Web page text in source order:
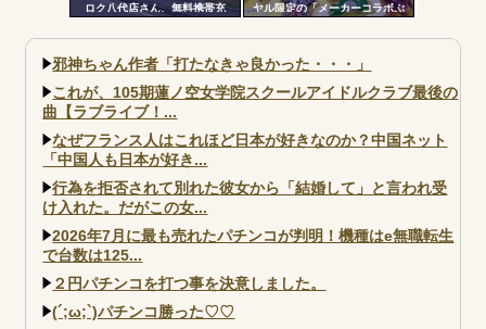
ロク八代店さん、無料携帯充
飲料水の無料配布を開始
ヤル限定の「メーカーコラボぷ
題に！限定生産3000枚らしい
邪神ちゃん作者「打たなきゃ良かった・・・」
これが、105期蓮ノ空女学院スクールアイドルクラブ最後の
曲【ラブライブ！...
なぜフランス人はこれほど日本が好きなのか？中国ネット
「中国人も日本が好き...
行為を拒否されて別れた彼女から「結婚して」と言われ受
け入れた。だがこの女...
2026年7月に最も売れたパチンコが判明！機種はe無職転生
で台数は125...
２円パチンコを打つ事を決意しました。
(´;ω;`)パチンコ勝った♡♡